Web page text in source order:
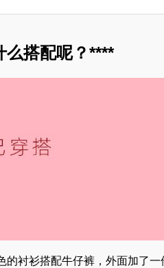
么搭配呢？****
的衬衫搭配牛仔裤，外面加了